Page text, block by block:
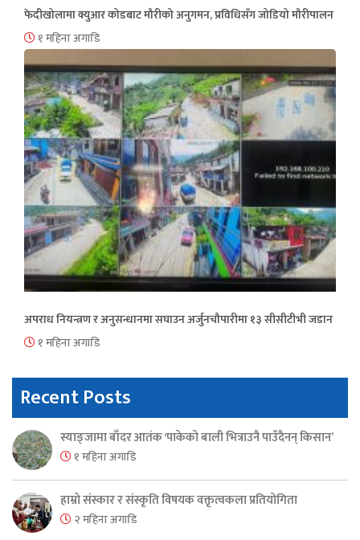
फेदीखोलामा क्युआर कोडबाट मौरीको अनुगमन, प्रविधिसँग जोडियो मौरीपालन
१ महिना अगाडि
अपराध नियन्त्रण र अनुसन्धानमा सघाउन अर्जुनचौपारीमा १३ सीसीटीभी जडान
१ महिना अगाडि
Recent Posts
स्याङ्जामा बाँदर आतंक ‘पाकेको बाली भित्राउनै पाउँदैनन् किसान’
१ महिना अगाडि
हाम्रो संस्कार र संस्कृति विषयक वक्तृत्वकला प्रतियोगिता
२ महिना अगाडि